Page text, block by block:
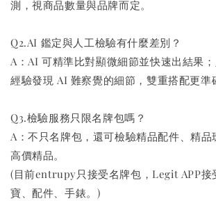
Q2.AI 鑑定與人工檢驗有什麼差別？
A：AI 可精準比對顯微細節並快速出結果
經驗發現 AI 難察覺的細節，雙重搭配更準
Q3.檢驗服務只限名牌包嗎？
A：不只名牌包，還可檢驗精品配件、精
高價精品。
(目前entrupy只接受名牌包，Legit APP接
寶、配件、手錶。)